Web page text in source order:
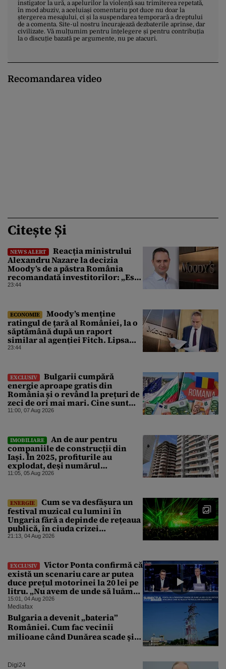
instigator la ură, a apelurilor la violență sau trimiterea repetată,
în mod abuziv, a aceluiași comentariu pot duce nu doar la
ștergerea mesajului, ci și la suspendarea temporară a dreptului
de a comenta. Site-ul nostru încurajează dezbaterile aprinse, dar
civilizate. Vă mulțumim pentru înțelegere și pentru contribuția
la o discuție bazată pe argumente, nu pe atacuri.
Recomandarea video
Citește Și
NEWS ALERT
Reacția ministrului
Alexandru Nazare la decizia
Moody’s de a păstra România
recomandată investitorilor: „Este
un răgaz, dar în niciun caz un
23:44
ECONOMIE
Moody’s menține
ratingul de țară al României, la o
săptămână după un raport
similar al agenției Fitch. Lipsa
unui guvern cu puteri depline,
23:44
EXCLUSIV
Bulgarii cumpără
energie aproape gratis din
România și o revând la prețuri de
zeci de ori mai mari. Cine sunt
noii „băieți deștepți” din energie
11:00, 07 Aug 2026
IMOBILIARE
An de aur pentru
companiile de construcții din
Iași. În 2025, profiturile au
explodat, deși numărul
angajaților a scăzut
11:05, 05 Aug 2026
ENERGIE
Cum se va desfășura un
festival muzical cu lumini în
Ungaria fără a depinde de rețeaua
publică, în ciuda crizei
energetice
21:13, 04 Aug 2026
EXCLUSIV
Victor Ponta confirmă că
există un scenariu care ar putea
duce prețul motorinei la 20 lei pe
litru. „Nu avem de unde să luăm
petrol”
15:01, 04 Aug 2026
Mediafax
Bulgaria a devenit „bateria”
României. Cum fac vecinii
milioane când Dunărea scade și
Digi24